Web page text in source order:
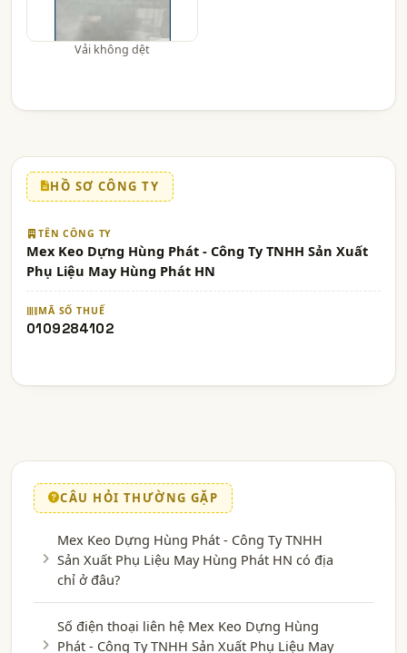
Vải không dệt
HỒ SƠ CÔNG TY
TÊN CÔNG TY
Mex Keo Dựng Hùng Phát - Công Ty TNHH Sản Xuất
Phụ Liệu May Hùng Phát HN
MÃ SỐ THUẾ
0109284102
CÂU HỎI THƯỜNG GẶP
Mex Keo Dựng Hùng Phát - Công Ty TNHH
Sản Xuất Phụ Liệu May Hùng Phát HN có địa
chỉ ở đâu?
Số điện thoại liên hệ Mex Keo Dựng Hùng
Phát - Công Ty TNHH Sản Xuất Phụ Liệu May